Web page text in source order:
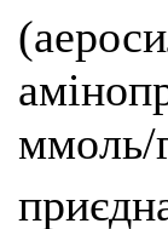
ммоль/